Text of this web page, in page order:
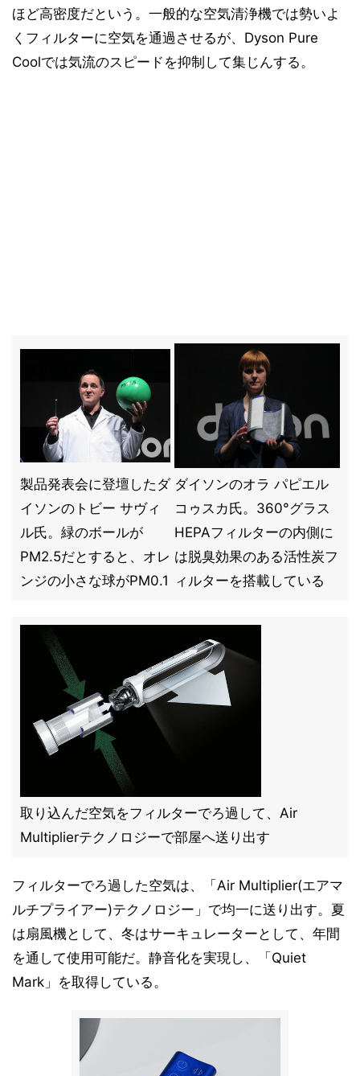
ほど高密度だという。一般的な空気清浄機では勢いよ
くフィルターに空気を通過させるが、Dyson Pure
Coolでは気流のスピードを抑制して集じんする。
製品発表会に登壇したダ
イソンのトビー サヴィ
ル氏。緑のボールが
PM2.5だとすると、オレ
ンジの小さな球がPM0.1
ダイソンのオラ パピエル
コゥスカ氏。360°グラス
HEPAフィルターの内側に
は脱臭効果のある活性炭フ
ィルターを搭載している
取り込んだ空気をフィルターでろ過して、Air
Multiplierテクノロジーで部屋へ送り出す
フィルターでろ過した空気は、「Air Multiplier(エアマ
ルチプライアー)テクノロジー」で均一に送り出す。夏
は扇風機として、冬はサーキュレーターとして、年間
を通して使用可能だ。静音化を実現し、「Quiet
Mark」を取得している。